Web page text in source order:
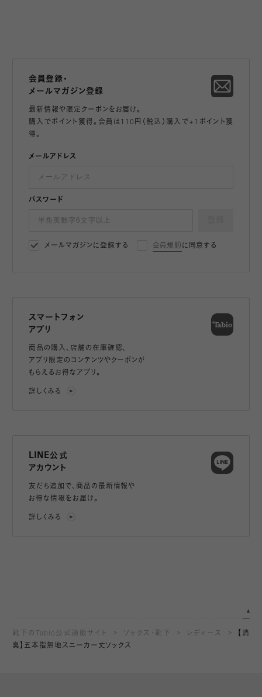
会員登録・
メールマガジン登録
最新情報や限定クーポンをお届け。
購入でポイント獲得。会員は110円（税込）購入で+1ポイント獲
得。
メールアドレス
パスワード
メールマガジンに登録する 会員規約 に同意する
スマートフォン
アプリ
商品の購入、店舗の在庫確認、
アプリ限定のコンテンツやクーポンが
もらえるお得なアプリ。
詳しくみる
LINE公式
アカウント
友だち追加で、 商品の最新情報や
お得な情報をお届け。
詳しくみる
靴下のTabio公式通販サイト ソックス・靴下 レディース
【消
臭】五本指無地スニーカー丈ソックス